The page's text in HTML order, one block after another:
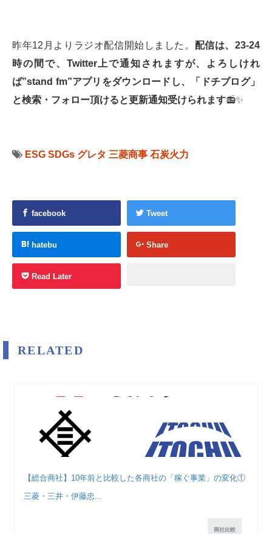
昨年12月よりラジオ配信開始しました。 配信は、23-24
時の間で、Twitter上で通知されますが、よろしけれ
ば”stand fm”アプリをダウンロードし、「ドチブログ」
と検索・フォロー頂けると更新通知受けられます📻✨
ESG SDGs グレタ 三菱商事 石炭火力
facebook Tweet
hatebu Share
Read Later
RELATED
【総合商社】10年前と比較した各商社の「稼ぐ事業」の変化①
三菱・三井・伊藤忠...
商社比較